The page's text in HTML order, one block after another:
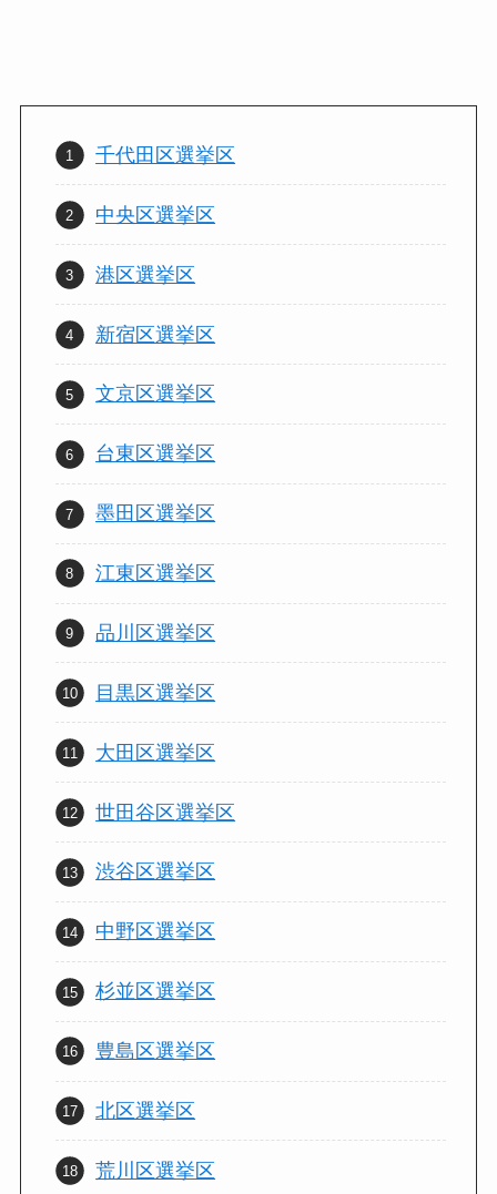
千代田区選挙区
中央区選挙区
港区選挙区
新宿区選挙区
文京区選挙区
台東区選挙区
墨田区選挙区
江東区選挙区
品川区選挙区
目黒区選挙区
大田区選挙区
世田谷区選挙区
渋谷区選挙区
中野区選挙区
杉並区選挙区
豊島区選挙区
北区選挙区
荒川区選挙区